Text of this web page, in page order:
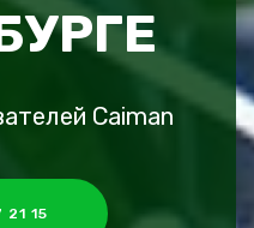
Caiman
21 15